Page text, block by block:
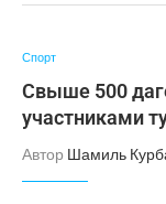
Спорт
Свыше 500
участниками
Автор Шамиль